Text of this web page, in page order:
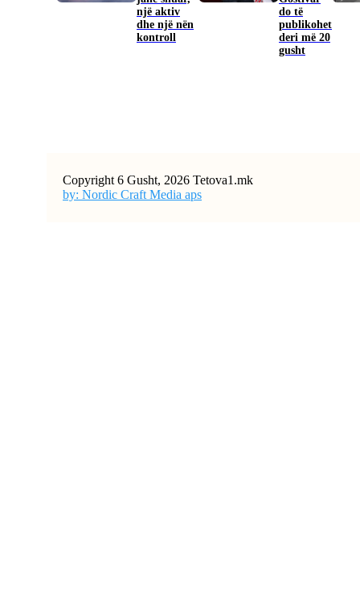
një aktiv
dhe një nën
kontroll
do të
publikohet
deri më 20
gusht
Copyright 6 Gusht, 2026 Tetova1.mk
by: Nordic Craft Media aps